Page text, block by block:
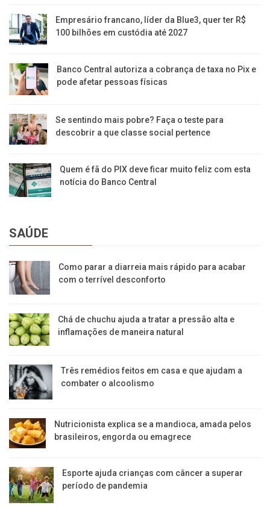
Empresário francano, líder da Blue3, quer ter R$
100 bilhões em custódia até 2027
Banco Central autoriza a cobrança de taxa no Pix e
pode afetar pessoas físicas
Se sentindo mais pobre? Faça o teste para
descobrir a que classe social pertence
Quem é fã do PIX deve ficar muito feliz com esta
notícia do Banco Central
SAÚDE
Como parar a diarreia mais rápido para acabar
com o terrível desconforto
Chá de chuchu ajuda a tratar a pressão alta e
inflamações de maneira natural
Três remédios feitos em casa e que ajudam a
combater o alcoolismo
Nutricionista explica se a mandioca, amada pelos
brasileiros, engorda ou emagrece
Esporte ajuda crianças com câncer a superar
período de pandemia